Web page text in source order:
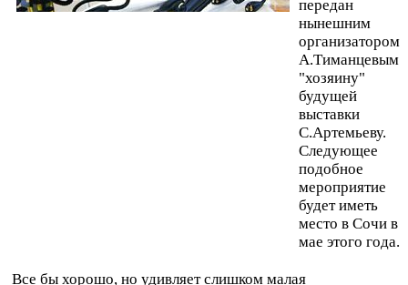
передан
нынешним
организатором
А.Тиманцевым
"хозяину"
будущей
выставки
С.Артемьеву.
Следующее
подобное
мероприятие
будет иметь
место в Сочи в
мае этого года.
Все бы хорошо, но удивляет слишком малая